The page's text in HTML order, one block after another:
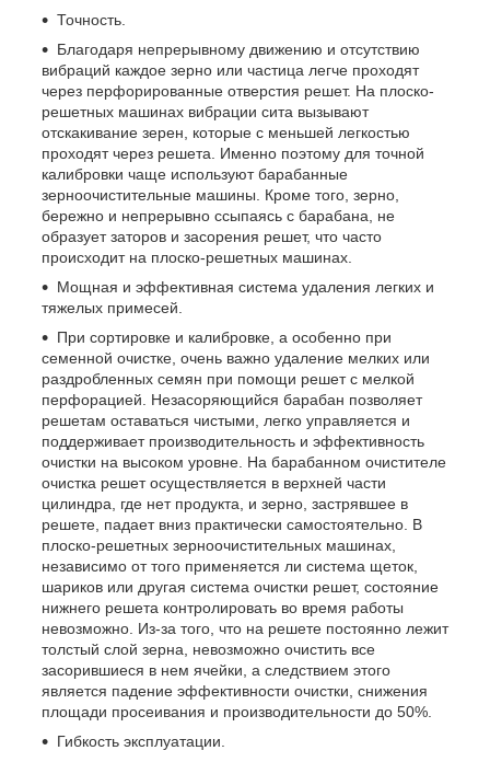
Точность.
Благодаря непрерывному движению и отсутствию
вибраций каждое зерно или частица легче проходят
через перфорированные отверстия решет. На плоско-
решетных машинах вибрации сита вызывают
отскакивание зерен, которые с меньшей легкостью
проходят через решета. Именно поэтому для точной
калибровки чаще используют барабанные
зерноочистительные машины. Кроме того, зерно,
бережно и непрерывно ссыпаясь с барабана, не
образует заторов и засорения решет, что часто
происходит на плоско-решетных машинах.
Мощная и эффективная система удаления легких и
тяжелых примесей.
При сортировке и калибровке, а особенно при
семенной очистке, очень важно удаление мелких или
раздробленных семян при помощи решет с мелкой
перфорацией. Незасоряющийся барабан позволяет
решетам оставаться чистыми, легко управляется и
поддерживает производительность и эффективность
очистки на высоком уровне. На барабанном очистителе
очистка решет осуществляется в верхней части
цилиндра, где нет продукта, и зерно, застрявшее в
решете, падает вниз практически самостоятельно. В
плоско-решетных зерноочистительных машинах,
независимо от того применяется ли система щеток,
шариков или другая система очистки решет, состояние
нижнего решета контролировать во время работы
невозможно. Из-за того, что на решете постоянно лежит
толстый слой зерна, невозможно очистить все
засорившиеся в нем ячейки, а следствием этого
является падение эффективности очистки, снижения
площади просеивания и производительности до 50%.
Гибкость эксплуатации.